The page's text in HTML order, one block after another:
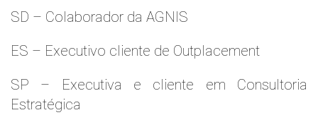
SD – Colaborador da AGNIS
ES – Executivo cliente de Outplacement
SP – Executiva e cliente em Consultoria
Estratégica